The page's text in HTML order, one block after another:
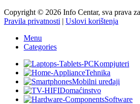
Copyright © 2026 Info Centar, sva prava
Pravila privatnosti | Uslovi korištenja
Menu
Categories
Kompjuteri
Tehnika
Mobilni uređaji
Domaćinstvo
Software